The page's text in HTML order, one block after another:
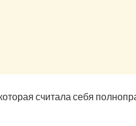
считала себя